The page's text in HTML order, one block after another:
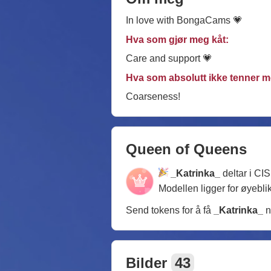
In love with BongaCams 💗
Hva som gjør meg kåt:
Care and support 💗
Hva som absolutt ikke tenner
Coarseness!
Queen of Queens
_Katrinka_
deltar i
Modellen ligger for
Send tokens for å få _Katrinka_
Bilder 43